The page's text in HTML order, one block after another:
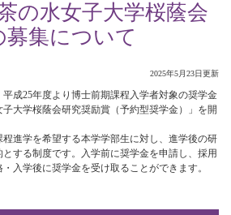
の水女子大学桜蔭会
集について
2025年5月23日更新
成25年度より博士前期課程入学者対象の奨学金
大学桜蔭会研究奨励賞（予約型奨学金）」を開
進学を希望する本学学部生に対し、進学後の研
する制度です。入学前に奨学金を申請し、採用
入学後に奨学金を受け取ることができます。